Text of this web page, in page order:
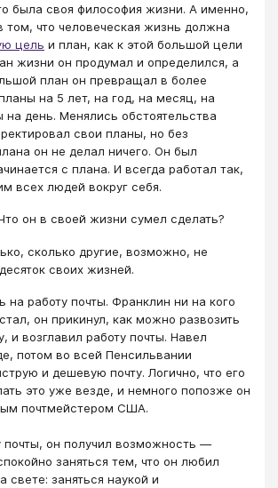
была своя философия жизни. А именно,
том, что человеческая жизнь должна
цель и план, как к этой большой цели
жизни он продумал и определился, а
план он превращал в более
на 5 лет, на год, на месяц, на
день. Менялись обстоятельства
свои планы, но без
он не делал ничего. Он был
с плана. И всегда работал так,
всех людей вокруг себя.
он в своей жизни сумел сделать?
сколько другие, возможно, не
своих жизней.
на работу почты. Франклин ни на кого
он прикинул, как можно развозить
и возглавил работу почты. Навел
потом во всей Пенсильвании
и дешевую почту. Логично, что его
это уже везде, и немного попозже он
почтмейстером США.
почты, он получил возможность —
заняться тем, что он любил
свете: заняться наукой и